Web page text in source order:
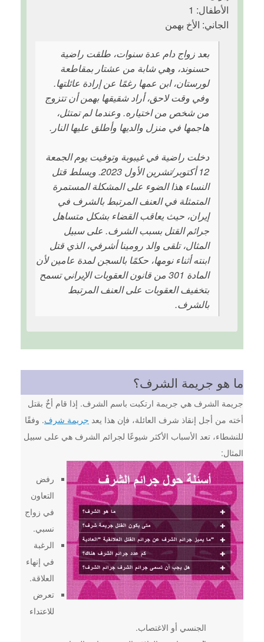
الأطفال: 1
الجاني: الأخ بهمن
بعد زواج دام عدة سنوات، طلقت راضية
حسنوند، وهي شابة من عشتار بمقاطعة
لورستان، ابن عمها رغمًا عن إرادة عائلتها.
وفي وقت لاحق، أراد شقيقها بهمن أن تتزوج
من شخص من اختياره. وعندما لم تمتثل،
هاجمها في منزل والديها وأطلق عليها النار.
دخلت راضية في غيبوبة وتوفيت يوم الجمعة
12 أكتوبر/تشرين الأول 2023. ويسلط قتل
النساء هذا الضوء على المشكلة المستمرة
المتمثلة في العنف المرتبط بالشرف في
إيران، حيث يعاقب القضاء بشكل متساهل
جرائم القتل بسبب الشرف. على سبيل
المثال، تلقى والد رومينا أشرفي، الذي قتل
ابنته أثناء نومها، حكمًا بالسجن لمدة عامين لأن
المادة 301 من قانون العقوبات الإيراني تسمح
بتخفيف العقوبات على العنف المرتبط
بالشرف.
ما هو جريمة الشرف؟
جريمة الشرف هي جريمة ارتكبت باسم الشرف. إذا قام أخٌ بقتل
أخته من أجل إنقاذ شرف العائلة، فإن هذا يعد جريمة شرف. وفقًا
للنشطاء، تعد الأسباب الأكثر شيوعًا لجرائم الشرف هي على سبيل
المثال:
رفض
التعاون
في زواج
نسبي.
الرغبة
في إنهاء
العلاقة.
تعرض
للاعتداء
الجنسي أو الاغتصاب.